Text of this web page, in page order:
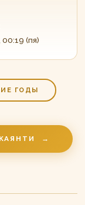
00:19 (пя)
ГОДЫ
→